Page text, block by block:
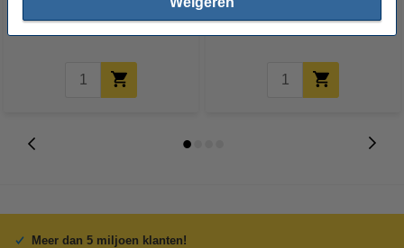
Geurparels Ariel 235 gram (6
flessen - 114 wasbeurten)
€ 32,50
Geurparels Fris 235 gram (6
flessen - 114 wasbeurten)
€ 31,50
Meer dan 5 miljoen klanten!